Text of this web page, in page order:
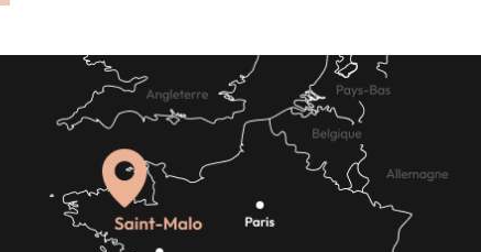
dienstleistungen